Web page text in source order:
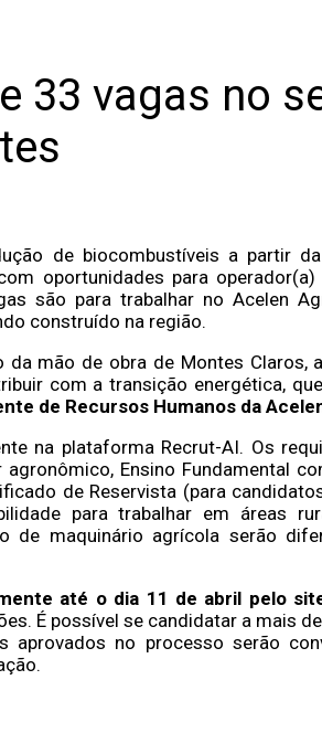
33 vagas no
de biocombustíveis a partir
oportunidades para
são para trabalhar no Acelen
construído na região.
mão de obra de Montes Claros,
com a transição energética,
de Recursos Humanos da
na plataforma Recrut-AI. Os
Ensino Fundamental
de Reservista (para
para trabalhar em áreas
de maquinário agrícola serão
até o dia 11 de abril pelo
É possível se candidatar a mais
no processo serão